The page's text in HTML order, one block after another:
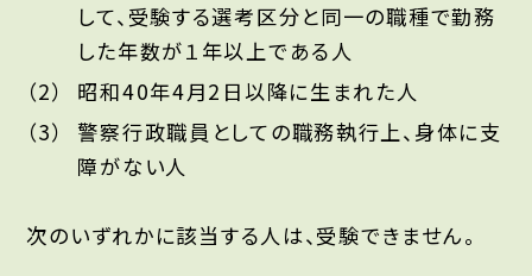
して、受験する選考区分と同一の職種で勤務
した年数が１年以上である人
昭和40年4月2日以降に生まれた人
警察行政職員としての職務執行上、身体に支
障がない人
次のいずれかに該当する人は、受験できません。